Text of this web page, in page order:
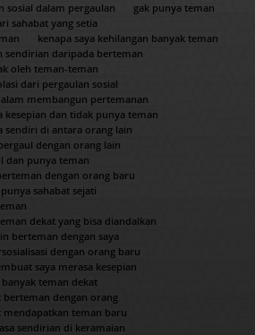
sosial dalam pergaulan
gak punya teman
sahabat yang setia
kenapa saya kehilangan banyak teman
sendirian daripada berteman
oleh teman-teman
dari pergaulan sosial
membangun pertemanan
kesepian dan tidak punya teman
sendiri di antara orang lain
dengan orang lain
dan punya teman
dengan orang baru
sahabat sejati
dekat yang bisa diandalkan
berteman dengan saya
dengan orang baru
saya merasa kesepian
teman dekat
berteman dengan orang
mendapatkan teman baru
sendirian di keramaian